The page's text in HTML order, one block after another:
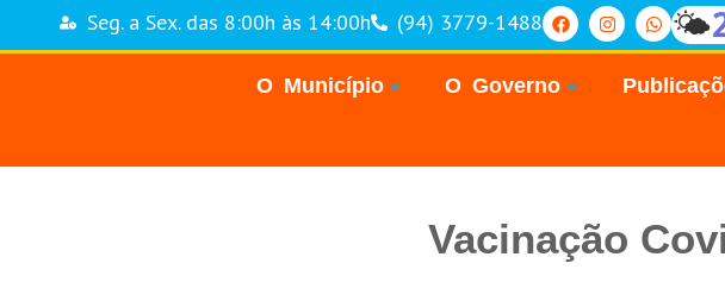
Seg. a Sex. das 8:00h às 14:00h (94) 3779-1488 🌤️
O Município O Governo
Vacinação